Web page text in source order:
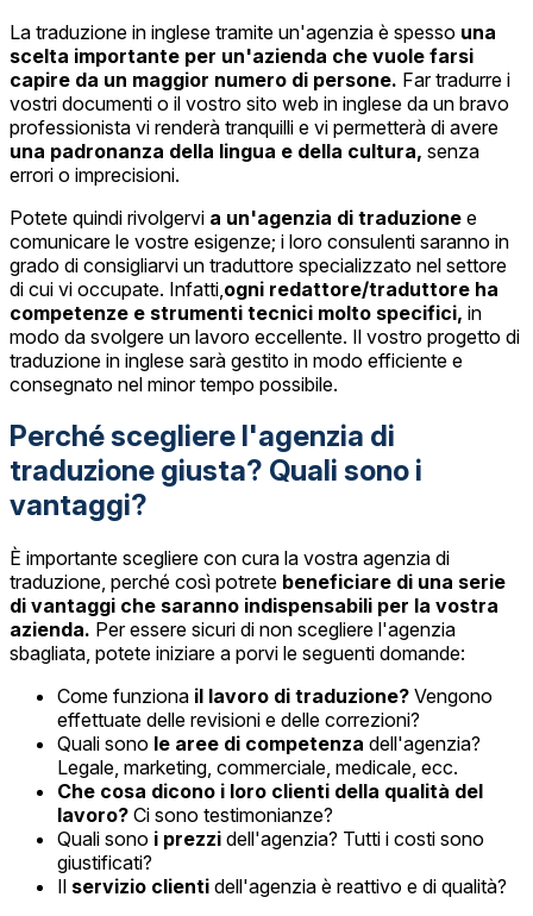
La traduzione in inglese tramite un'agenzia è spesso una
scelta importante per un'azienda che vuole farsi
capire da un maggior numero di persone. Far tradurre i
vostri documenti o il vostro sito web in inglese da un bravo
professionista vi renderà tranquilli e vi permetterà di avere
una padronanza della lingua e della cultura, senza
errori o imprecisioni.
Potete quindi rivolgervi a un'agenzia di traduzione e
comunicare le vostre esigenze; i loro consulenti saranno in
grado di consigliarvi un traduttore specializzato nel settore
di cui vi occupate. Infatti, ogni redattore/traduttore ha
competenze e strumenti tecnici molto specifici, in
modo da svolgere un lavoro eccellente. Il vostro progetto di
traduzione in inglese sarà gestito in modo efficiente e
consegnato nel minor tempo possibile.
Perché scegliere l'agenzia di
traduzione giusta? Quali sono i
vantaggi?
È importante scegliere con cura la vostra agenzia di
traduzione, perché così potrete beneficiare di una serie
di vantaggi che saranno indispensabili per la vostra
azienda. Per essere sicuri di non scegliere l'agenzia
sbagliata, potete iniziare a porvi le seguenti domande:
Come funziona il lavoro di traduzione? Vengono
effettuate delle revisioni e delle correzioni?
Quali sono le aree di competenza dell'agenzia?
Legale, marketing, commerciale, medicale, ecc.
Che cosa dicono i loro clienti della qualità del
lavoro? Ci sono testimonianze?
Quali sono i prezzi dell'agenzia? Tutti i costi sono
giustificati?
Il servizio clienti dell'agenzia è reattivo e di qualità?